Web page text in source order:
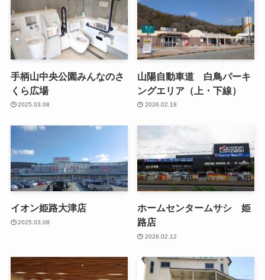
手柄山中央公園みんなのさ
くら広場
2025.03.08
山陽自動車道 白鳥パーキ
ングエリア（上・下線）
2026.02.18
イオン姫路大津店
2025.03.08
ホームセンタームサシ 姫
路店
2026.02.12